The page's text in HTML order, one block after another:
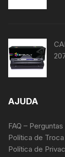
AJUDA
FAQ –
Política de
Política de